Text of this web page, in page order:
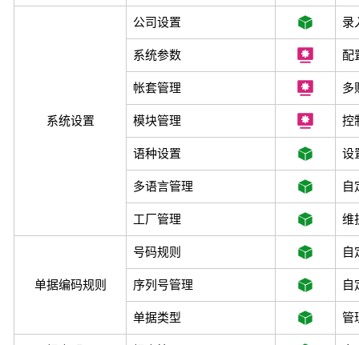
系统设置
公司设置 录
系统参数 配
帐套管理 多
模块管理 控
语种设置 设
多语言管理 自
工厂管理 维
单据编码规则
号码规则 自
序列号管理 自
单据类型 管